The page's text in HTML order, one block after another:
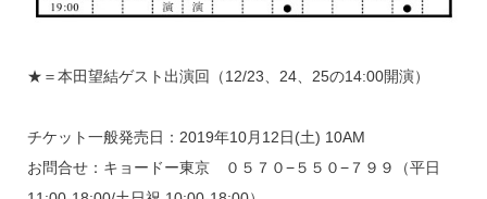
★＝本田望結ゲスト出演回（12/23、24、25の14:00開演）
チケット一般発売日：2019年10月12日(土) 10AM
お問合せ：キョードー東京 ０５７０−５５０−７９９（平日